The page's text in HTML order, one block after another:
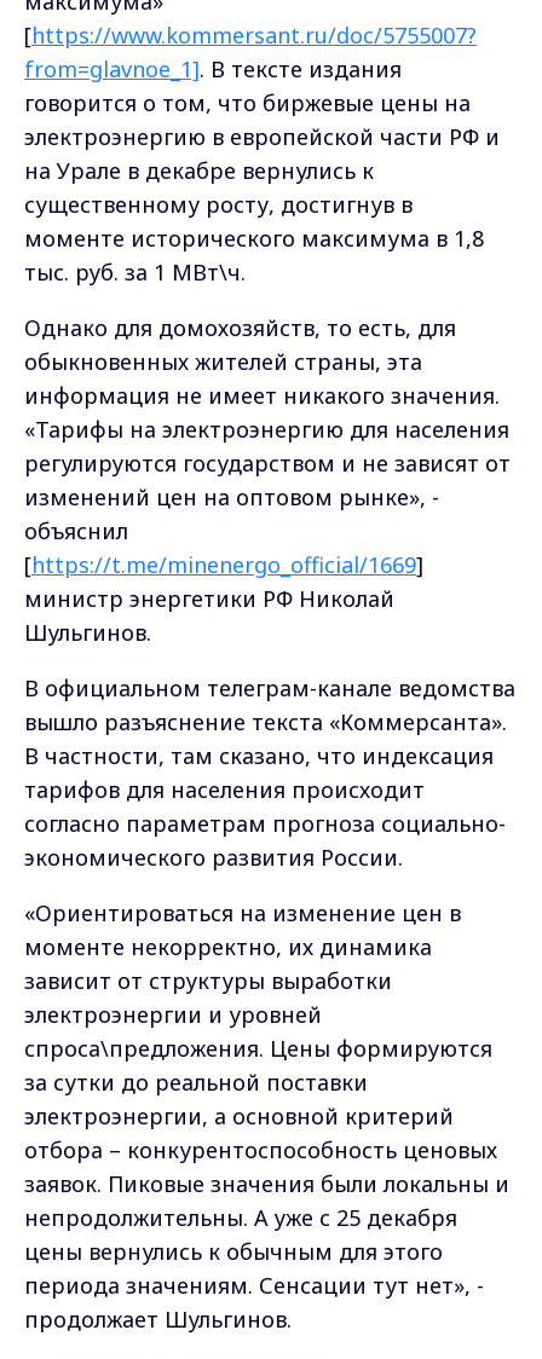
[https://www.kommersant.ru/doc/5755007?
from=glavnoe_1]. В тексте издания
говорится о том, что биржевые цены на
электроэнергию в европейской части РФ и
на Урале в декабре вернулись к
существенному росту, достигнув в
моменте исторического максимума в 1,8
тыс. руб. за 1 МВт\ч.
Однако для домохозяйств, то есть, для
обыкновенных жителей страны, эта
информация не имеет никакого значения.
«Тарифы на электроэнергию для населения
регулируются государством и не зависят от
изменений цен на оптовом рынке», -
объяснил
[https://t.me/minenergo_official/1669]
министр энергетики РФ Николай
Шульгинов.
В официальном телеграм-канале ведомства
вышло разъяснение текста «Коммерсанта».
В частности, там сказано, что индексация
тарифов для населения происходит
согласно параметрам прогноза социально-
экономического развития России.
«Ориентироваться на изменение цен в
моменте некорректно, их динамика
зависит от структуры выработки
электроэнергии и уровней
спроса\предложения. Цены формируются
за сутки до реальной поставки
электроэнергии, а основной критерий
отбора – конкурентоспособность ценовых
заявок. Пиковые значения были локальны и
непродолжительны. А уже с 25 декабря
цены вернулись к обычным для этого
периода значениям. Сенсации тут нет», -
продолжает Шульгинов.